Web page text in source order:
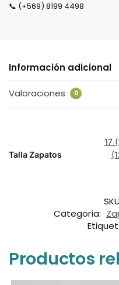
📞 (+569) 8199 4498
Información adicional
Valoraciones 0
Talla Zapatos
17
Categoría:
Productos